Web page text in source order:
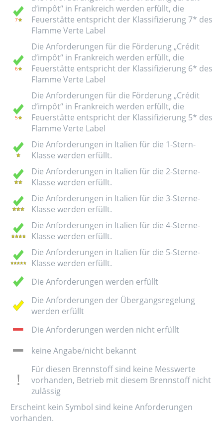
d’impôt“ in Frankreich werden erfüllt, die
Feuerstätte entspricht der Klassifizierung 7* des
Flamme Verte Label
Die Anforderungen für die Förderung „Crédit
d’impôt“ in Frankreich werden erfüllt, die
Feuerstätte entspricht der Klassifizierung 6* des
Flamme Verte Label
Die Anforderungen für die Förderung „Crédit
d’impôt“ in Frankreich werden erfüllt, die
Feuerstätte entspricht der Klassifizierung 5* des
Flamme Verte Label
Die Anforderungen in Italien für die 1-Stern-
Klasse werden erfüllt.
Die Anforderungen in Italien für die 2-Sterne-
Klasse werden erfüllt.
Die Anforderungen in Italien für die 3-Sterne-
Klasse werden erfüllt.
Die Anforderungen in Italien für die 4-Sterne-
Klasse werden erfüllt.
Die Anforderungen in Italien für die 5-Sterne-
Klasse werden erfüllt.
Die Anforderungen werden erfüllt
Die Anforderungen der Übergangsregelung
werden erfüllt
Die Anforderungen werden nicht erfüllt
keine Angabe/nicht bekannt
Für diesen Brennstoff sind keine Messwerte
vorhanden, Betrieb mit diesem Brennstoff nicht
zulässig
Erscheint kein Symbol sind keine Anforderungen
vorhanden.